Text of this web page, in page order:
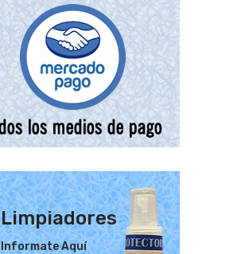
Limpiadores
Informate Aquí